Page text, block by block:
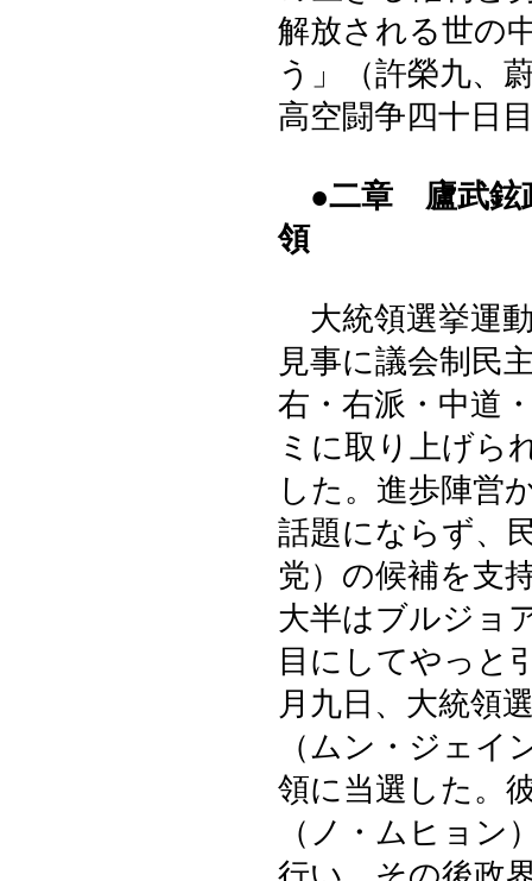
解放される世の
う」（許榮九、
高空闘争四十日
●二章 廬武鉉
領
大統領選挙運
見事に議会制民
右・右派・中道
ミに取り上げら
した。進歩陣営
話題にならず、
党）の候補を支
大半はブルジョ
目にしてやっと
月九日、大統領
（ムン・ジェイ
領に当選した。
（ノ・ムヒョン